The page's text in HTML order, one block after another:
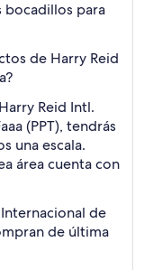
bocadillos para
de Harry Reid
Reid Intl.
(PPT), tendrás
una escala.
área cuenta con
de
de última